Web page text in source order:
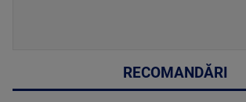
RECOMANDĂRI